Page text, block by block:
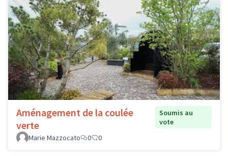
Aménagement de la coulée
verte
Soumis au
vote
Marie Mazzocato
0 0